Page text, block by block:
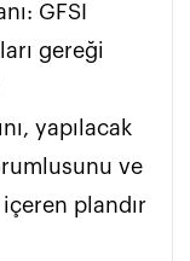
GFSI
gereği
yapılacak
ve
içeren plandır